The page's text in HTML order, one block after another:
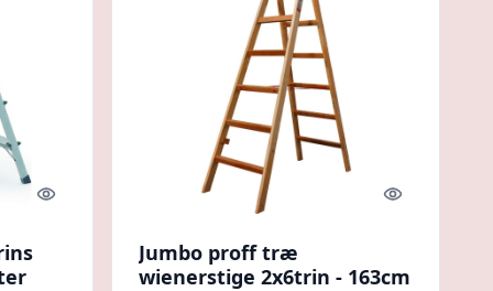
Quick look Quick look
Jumbo proff træ
wienerstige 2x6trin - 163cm